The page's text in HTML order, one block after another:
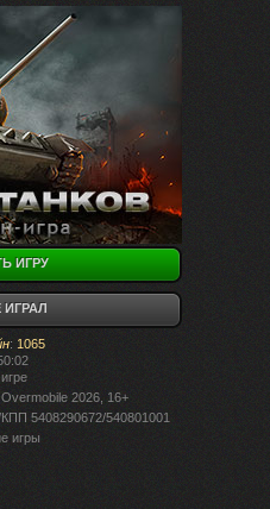
ИГРУ
ИГРАЛ
: 1065
2026, 16+
5408290672/540801001
игры